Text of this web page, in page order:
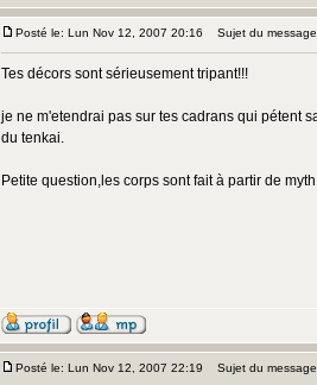
Posté le: Lun Nov 12, 2007 20:16 Sujet du
Tes décors sont sérieusement tripant!!!
je ne m'etendrai pas sur tes cadrans qui pétent
du tenkai.
Petite question,les corps sont fait à partir de
Posté le: Lun Nov 12, 2007 22:19 Sujet du